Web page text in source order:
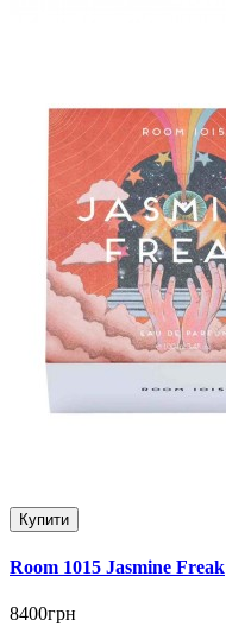
Купити
Room 1015 Jasmine Freak
8400грн